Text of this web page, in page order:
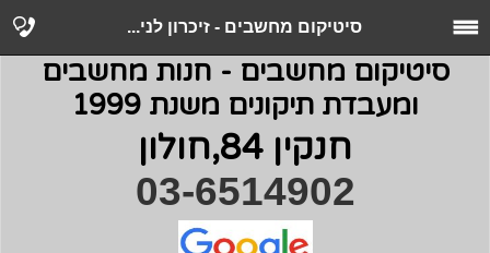
סיטיקום מחשבים - זיכרון לני...
סיטיקום מחשבים - חנות מחשבים
ומעבדת תיקונים משנת 1999
חנקין 84,חולון
03-6514902